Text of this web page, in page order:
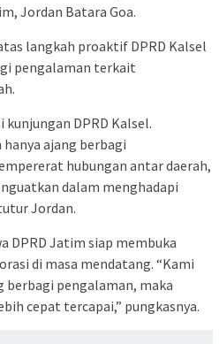
Jordan Batara Goa.
langkah proaktif DPRD Kalsel
pengalaman terkait
DPRD Kalsel.
ajang berbagi
hubungan antar daerah,
dalam menghadapi
Jordan.
DPRD Jatim siap membuka
di masa mendatang. “Kami
berbagi pengalaman, maka
cepat tercapai,” pungkasnya.